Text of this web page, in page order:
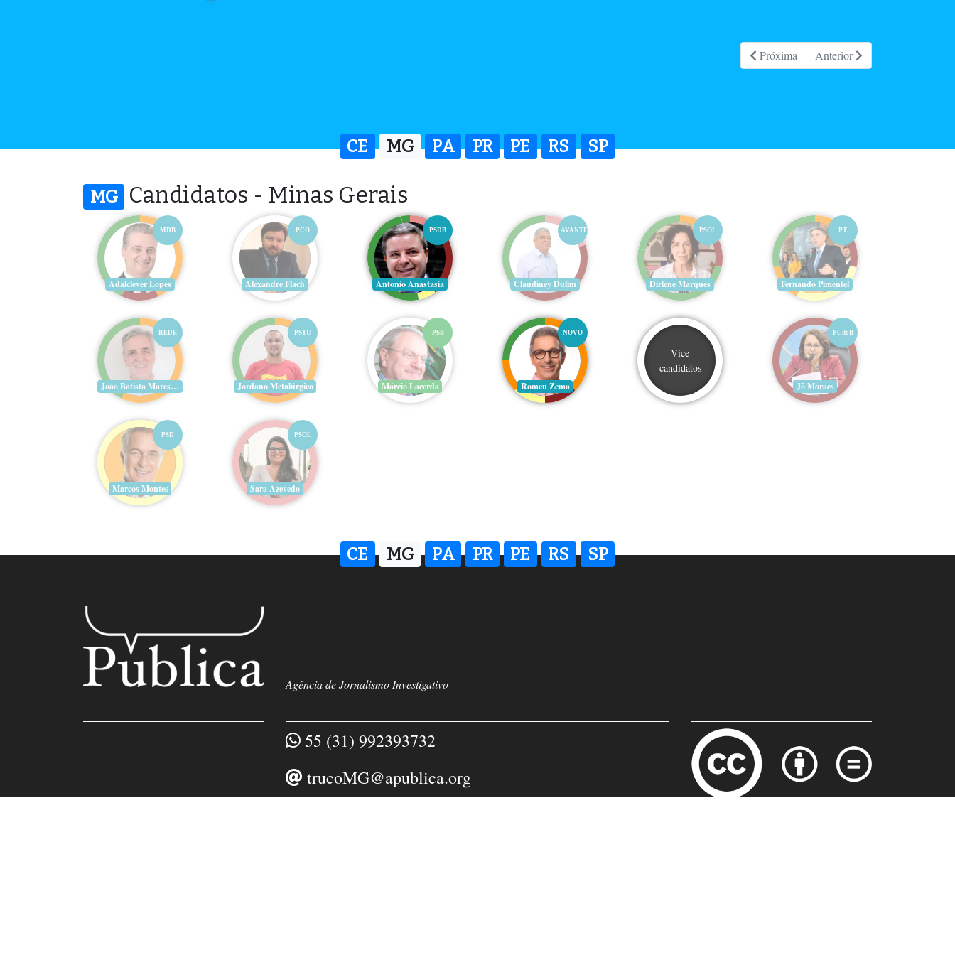
Próxima Anterior
CE MG PA PR PE RS SP
MG Candidatos - Minas Gerais
MDB
Adalclever Lopes
PCO
Alexandre Flach
PSDB
Antonio Anastasia
AVANTE
Claudiney Dulim
PSOL
Dirlene Marques
PT
Fernando Pimentel
REDE
João Batista Mares Guia
PSTU
Jordano Metalúrgico
PSB
Márcio Lacerda
NOVO
Romeu Zema
Vice
candidatos
PCdoB
Jô Moraes
PSD
Marcos Montes
PSOL
Sara Azevedo
CE MG PA PR PE RS SP
Agência de Jornalismo Investigativo
55 (31) 992393732
trucoMG@apublica.org